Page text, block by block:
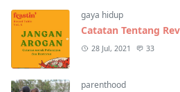
gaya hidup
Catatan Tentang
28 Jul, 2021 33
parenthood